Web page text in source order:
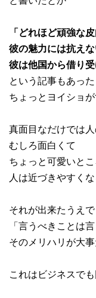
「どれほど頑強な
彼の魅力には抗えな
彼は他国から借り
という記事もあった
ちょっとヨイショ
真面目なだけでは
むしろ面白くて
ちょっと可愛いと
人は近づきやすくな
それが出来たうえで
「言うべきことは言
そのメリハリが大事
これはビジネスでも